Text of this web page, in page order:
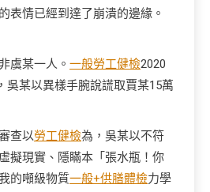
表情已經到達了崩潰的邊緣。
虞某一人。 一般勞工健檢2020
吳某以異樣手腕說謊取賈某15萬
查以勞工健檢為，吳某以不符
擬現實、隱瞞本「張水瓶！你
的噸級物質一般+供膳體檢力學